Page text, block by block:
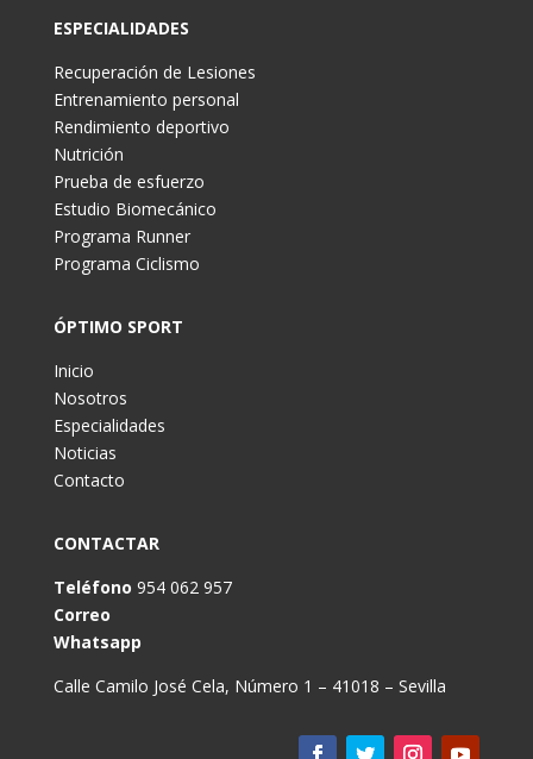
ESPECIALIDADES
Recuperación de Lesiones
Entrenamiento personal
Rendimiento deportivo
Nutrición
Prueba de esfuerzo
Estudio Biomecánico
Programa Runner
Programa Ciclismo
ÓPTIMO SPORT
Inicio
Nosotros
Especialidades
Noticias
Contacto
CONTACTAR
Teléfono 954 062 957
Correo
Whatsapp
Calle Camilo José Cela, Número 1 – 41018 – Sevilla